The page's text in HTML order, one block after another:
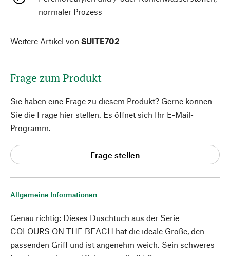
Allgemeine Informationen
Genau richtig: Dieses Duschtuch aus der Serie
COLOURS ON THE BEACH hat die ideale Größe, den
passenden Griff und ist angenehm weich. Sein schweres
normaler Prozess
Weitere Artikel von SUITE702
Frage zum Produkt
Sie haben eine Frage zu diesem Produkt? Gerne können
Sie die Frage hier stellen. Es öffnet sich Ihr E-Mail-
Programm.
Frage stellen